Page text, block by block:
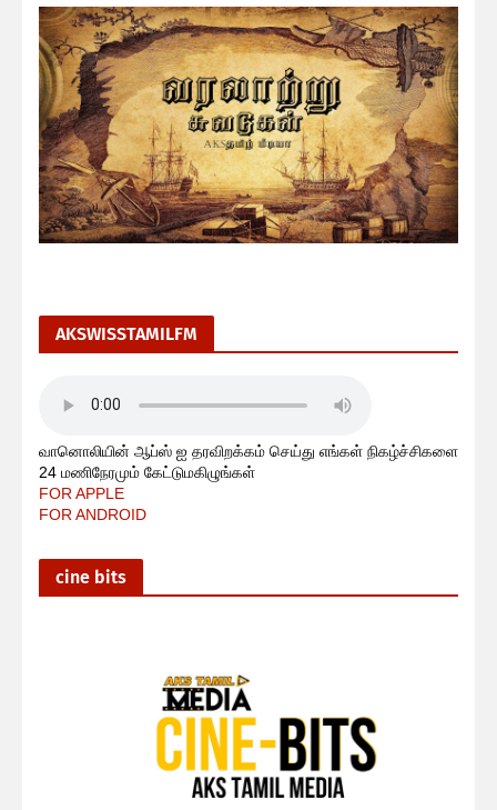
AKSWISSTAMILFM
வானொலியின் ஆப்ஸ் ஐ தரவிறக்கம் செய்து எங்கள் நிகழ்ச்சிகளை
24 மணிநேரமும் கேட்டுமகிழுங்கள்
FOR APPLE
FOR ANDROID
cine bits